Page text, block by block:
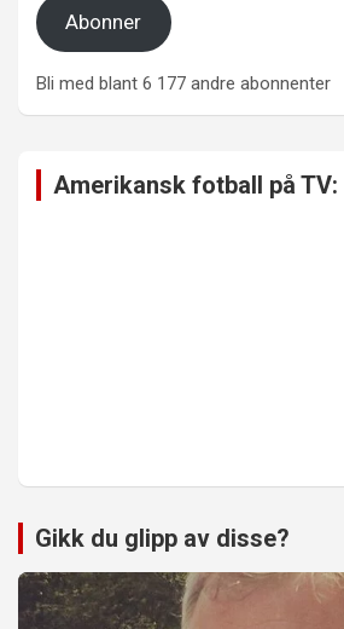
Abonner
Bli med blant 6 177 andre abonnenter
Amerikansk fotball på TV:
Gikk du glipp av disse?